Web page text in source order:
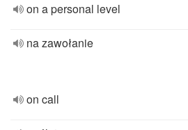
on a personal level
na zawołanie
on call